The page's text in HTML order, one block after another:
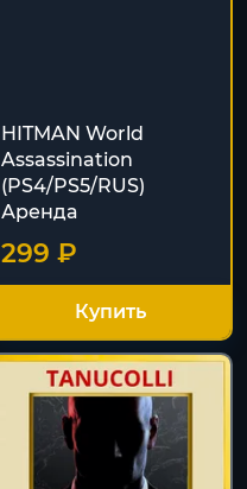
HITMAN World
Assassination
(PS4/PS5/RUS)
Аренда
299 ₽
Купить